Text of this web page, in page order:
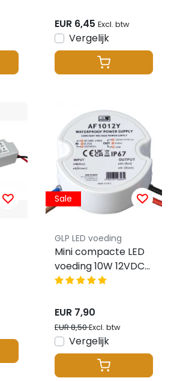
EUR 6,45 Excl. btw
Vergelijk
Sale
GLP LED voeding
Mini compacte LED
voeding 10W 12VDC
0.25A CV –
AF1012Y
EUR 7,90
EUR 8,50Excl. btw
Vergelijk